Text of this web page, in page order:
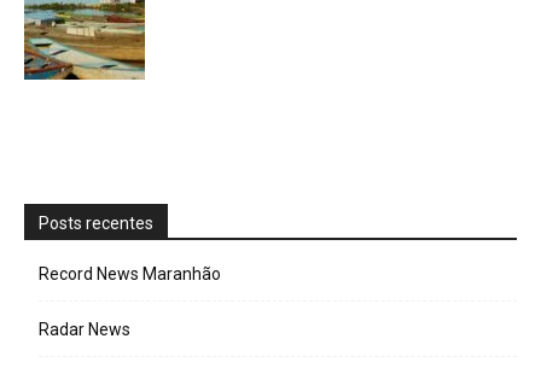
Posts recentes
Record News Maranhão
Radar News